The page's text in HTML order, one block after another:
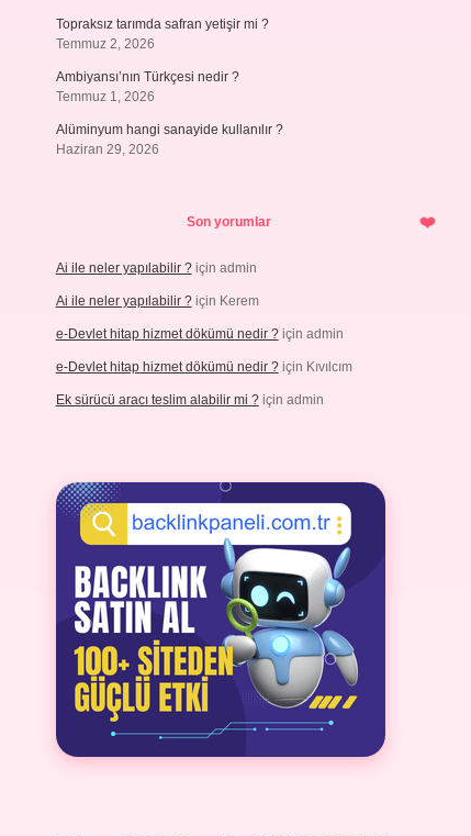
Topraksız tarımda safran yetişir mi ?
Temmuz 2, 2026
Ambiyansı’nın Türkçesi nedir ?
Temmuz 1, 2026
Alüminyum hangi sanayide kullanılır ?
Haziran 29, 2026
Son yorumlar
Ai ile neler yapılabilir ?için admin
Ai ile neler yapılabilir ?için Kerem
e-Devlet hitap hizmet dökümü nedir ?için admin
e-Devlet hitap hizmet dökümü nedir ?için Kıvılcım
Ek sürücü aracı teslim alabilir mi ?için admin